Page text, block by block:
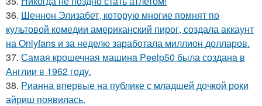
36. Шеннон Элизабет, которую многие помнят по
культовой комедии американский пирог, создала аккаунт
на Onlyfans и за неделю заработала миллион долларов.
37. Самая крошечная машинa Peelp50 была созданa в
Англии в 1962 году.
38. Рианна впервые на публике с младшей дочкой роки
айриш появилась.